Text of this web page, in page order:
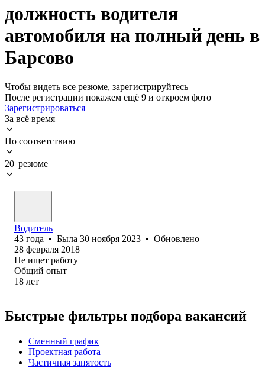
должность водителя
автомобиля на полный день в
Барсово
Чтобы видеть все резюме, зарегистрируйтесь
После регистрации покажем ещё 9 и откроем фото
Зарегистрироваться
За всё время
По соответствию
20 резюме
Водитель
43 года • Была 30 ноября 2023 • Обновлено
28 февраля 2018
Не ищет работу
Общий опыт
18 лет
Быстрые фильтры подбора вакансий
Сменный график
Проектная работа
Частичная занятость